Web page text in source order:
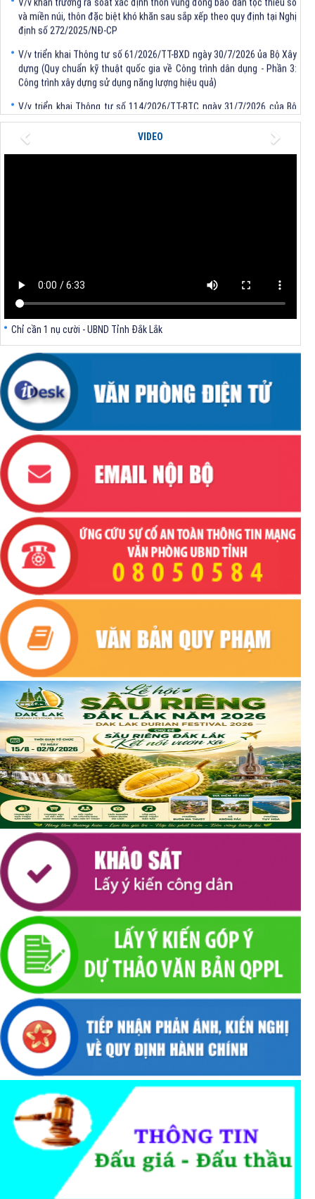
và miền núi, thôn đặc biệt khó khăn sau sắp xếp theo quy định tại Nghị
định số 272/2025/NĐ-CP
dựng (Quy chuẩn kỹ thuật quốc gia về Công trình dân dụng - Phần 3:
Công trình xây dựng sử dụng năng lượng hiệu quả)
trưởng Bộ Tài chính
V/v triển khai Thông tư số 62/2026/TT-BXD ngày 30/7/2026 của Bộ
VIDEO
Previous Next
Chỉ cần 1 nụ cười - UBND Tỉnh Đắk Lắk